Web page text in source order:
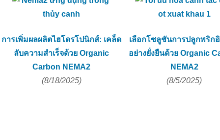
การเพิ่มผลผลิตไฮโดรโปนิกส์: เคล็ด
ลับความสำเร็จด้วย Organic
Carbon NEMA2
(8/18/2025)
เลือกโซลูชันการปลูกพริก
อย่างยั่งยืนด้วย Organic
NEMA2
(8/5/2025)